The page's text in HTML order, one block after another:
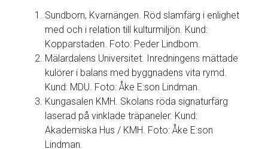
Sundborn, Kvarnängen. Röd slamfärg i enlighet
med och i relation till kulturmiljön. Kund:
Kopparstaden. Foto: Peder Lindbom.
Mälardalens Universitet. Inredningens mättade
kulörer i balans med byggnadens vita rymd.
Kund: MDU. Foto: Åke E:son Lindman.
Kungasalen KMH. Skolans röda signaturfärg
laserad på vinklade träpaneler. Kund:
Akademiska Hus / KMH. Foto: Åke E:son
Lindman.